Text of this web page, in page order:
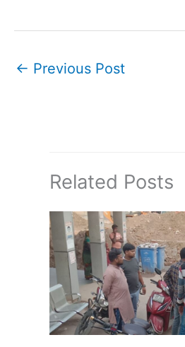
← Previous Post
Related Posts